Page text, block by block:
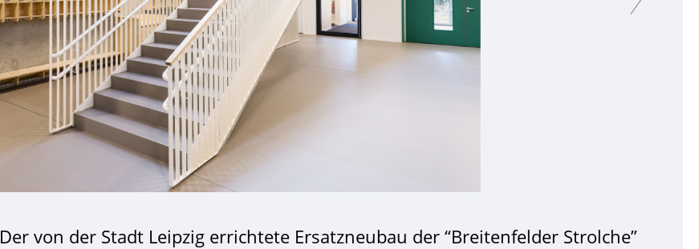
Der von der Stadt Leipzig errichtete Ersatzneubau der “Breitenfelder Strolche”